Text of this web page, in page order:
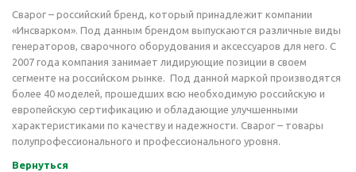
Сварог – российский бренд, который принадлежит компании
«Инсварком». Под данным брендом выпускаются различные виды
генераторов, сварочного оборудования и аксессуаров для него. С
2007 года компания занимает лидирующие позиции в своем
сегменте на российском рынке. Под данной маркой производятся
более 40 моделей, прошедших всю необходимую российскую и
европейскую сертификацию и обладающие улучшенными
характеристиками по качеству и надежности. Сварог – товары
полупрофессионального и профессионального уровня.
Вернуться